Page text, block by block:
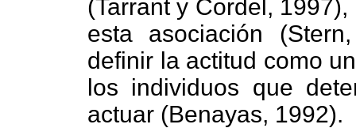
(Tarrant y Cordel,
esta asociación
definir la actitud como
los individuos que
actuar (Benayas, 1992).